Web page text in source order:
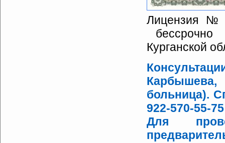
Лицензия №
бессрочно
Курганской
больница).
922-570-55-
Для